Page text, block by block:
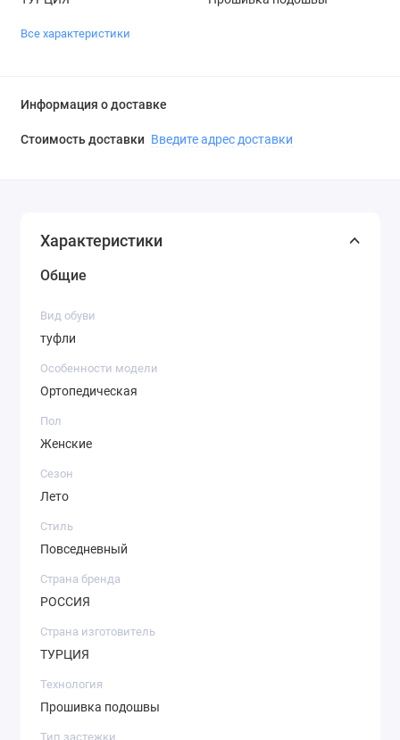
Все характеристики
Информация о доставке
Стоимость доставки Введите адрес доставки
Характеристики
Общие
Вид обуви
туфли
Особенности модели
Ортопедическая
Пол
Женские
Сезон
Лето
Стиль
Повседневный
Страна бренда
РОССИЯ
Страна изготовитель
ТУРЦИЯ
Технология
Прошивка подошвы
Тип застежки